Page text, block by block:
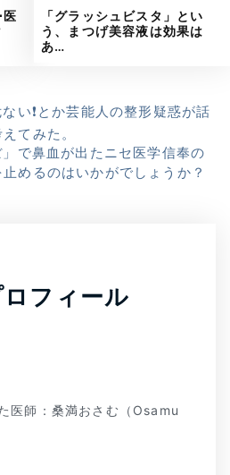
「グラッシュビスタ」とい
う、まつげ美容液は効果は
あ…
い❗とか芸能人の整形疑惑が話
てみた。
」で鼻血が出たニセ医学信奉の
めるのはいかがでしょうか？
フィール
医師：桑満おさむ（Osamu